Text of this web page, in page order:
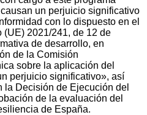
un perjuicio significativo
con lo dispuesto en el
(UE) 2021/241, de 12 de
de desarrollo, en
de la Comisión
sobre la aplicación del
perjuicio significativo», así
la Decisión de Ejecución del
de la evaluación del
de España.